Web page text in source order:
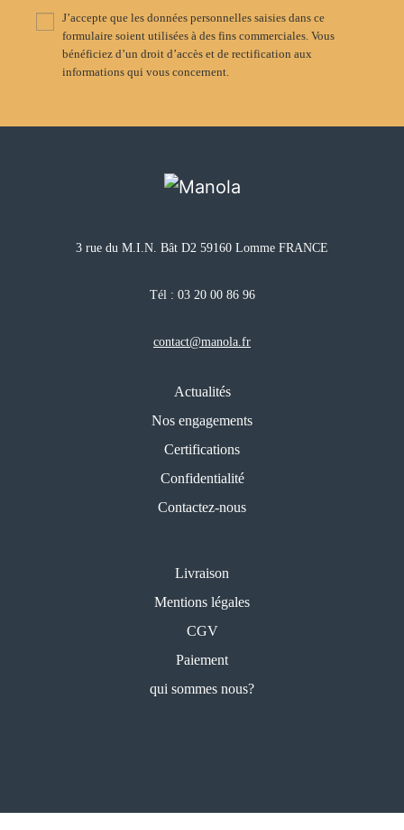
3 rue du M.I.N. Bât D2 59160 Lomme FRANCE
Tél : 03 20 00 86 96
contact@manola.fr
Actualités
Nos engagements
Certifications
Confidentialité
Contactez-nous
Livraison
Mentions légales
CGV
Paiement
qui sommes nous?
J’accepte que les données personnelles saisies dans ce
formulaire soient utilisées à des fins commerciales. Vous
bénéficiez d’un droit d’accès et de rectification aux
informations qui vous concernent.